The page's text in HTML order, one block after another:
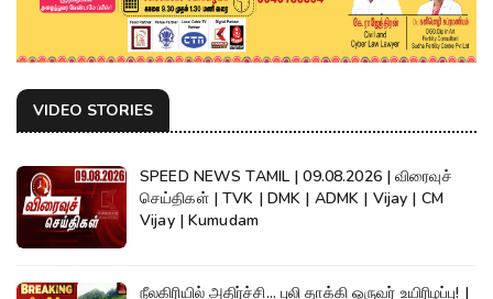
VIDEO STORIES
SPEED NEWS TAMIL | 09.08.2026 | விரைவுச்
செய்திகள் | TVK | DMK | ADMK | Vijay | CM
Vijay | Kumudam
நீலகிரியில் அதிர்ச்சி... புலி தாக்கி ஒருவர் உயிரிழப்பு! |